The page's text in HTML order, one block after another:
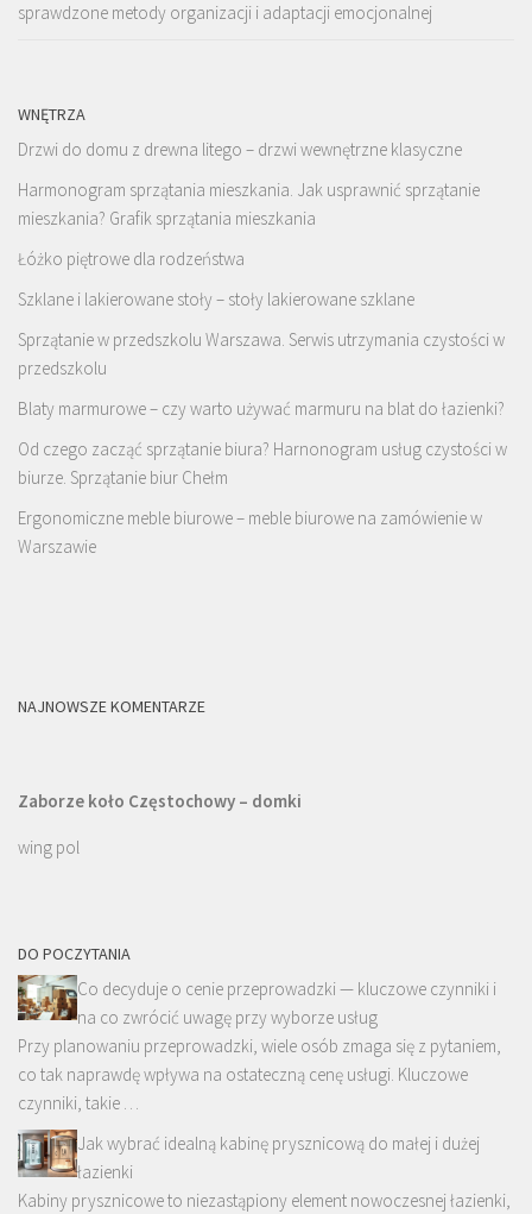
sprawdzone metody organizacji i adaptacji emocjonalnej
WNĘTRZA
Drzwi do domu z drewna litego – drzwi wewnętrzne klasyczne
Harmonogram sprzątania mieszkania. Jak usprawnić sprzątanie
mieszkania? Grafik sprzątania mieszkania
Łóżko piętrowe dla rodzeństwa
Szklane i lakierowane stoły – stoły lakierowane szklane
Sprzątanie w przedszkolu Warszawa. Serwis utrzymania czystości w
przedszkolu
Blaty marmurowe – czy warto używać marmuru na blat do łazienki?
Od czego zacząć sprzątanie biura? Harnonogram usług czystości w
biurze. Sprzątanie biur Chełm
Ergonomiczne meble biurowe – meble biurowe na zamówienie w
Warszawie
NAJNOWSZE KOMENTARZE
Zaborze koło Częstochowy – domki
wing pol
DO POCZYTANIA
Co decyduje o cenie przeprowadzki — kluczowe czynniki i
na co zwrócić uwagę przy wyborze usług
Przy planowaniu przeprowadzki, wiele osób zmaga się z pytaniem,
co tak naprawdę wpływa na ostateczną cenę usługi. Kluczowe
czynniki, takie …
Jak wybrać idealną kabinę prysznicową do małej i dużej
łazienki
Kabiny prysznicowe to niezastąpiony element nowoczesnej łazienki,